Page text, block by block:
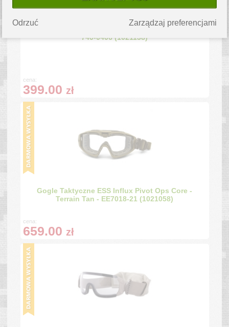
ESS - Gogle Taktyczne Land Ops - Terrain Tan -
740-0406 (1021138)
cena:
399.00 zł
Gogle Taktyczne ESS Influx Pivot Ops Core -
Terrain Tan - EE7018-21 (1021058)
cena:
659.00 zł
Zarządzaj preferencjami
Odrzuć